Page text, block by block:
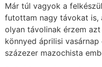
Már túl vagyok a
futottam nagy távokat is,
olyan távolinak érzem
könnyed áprilisi
százezer mazochista